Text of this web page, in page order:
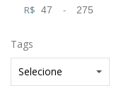
R$ -
Tags